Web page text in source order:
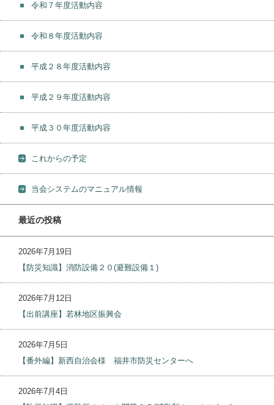
令和７年度活動内容
令和８年度活動内容
平成２８年度活動内容
平成２９年度活動内容
平成３０年度活動内容
これからの予定
当会システムのマニュアル情報
最近の投稿
2026年7月19日
【防災知識】消防設備２０(避難設備１)
2026年7月12日
【出前講座】若林地区振興会
2026年7月5日
【番外編】新西自治会様 福井市防災センターへ
2026年7月4日